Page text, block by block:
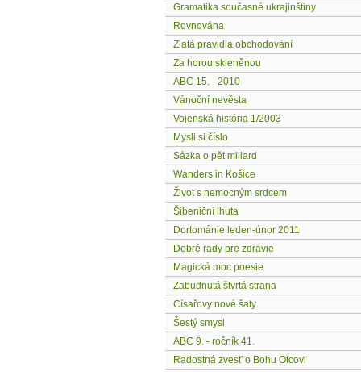
Gramatika současné ukrajinštiny
Rovnováha
Zlatá pravidla obchodování
Za horou skleněnou
ABC 15. - 2010
Vánoční nevěsta
Vojenská história 1/2003
Mysli si číslo
Sázka o pět miliard
Wanders in Košice
Život s nemocným srdcem
Šibeniční lhuta
Dortománie leden-únor 2011
Dobré rady pre zdravie
Magická moc poesie
Zabudnutá štvrtá strana
Císařovy nové šaty
Šestý smysl
ABC 9. - ročník 41.
Radostná zvesť o Bohu Otcovi